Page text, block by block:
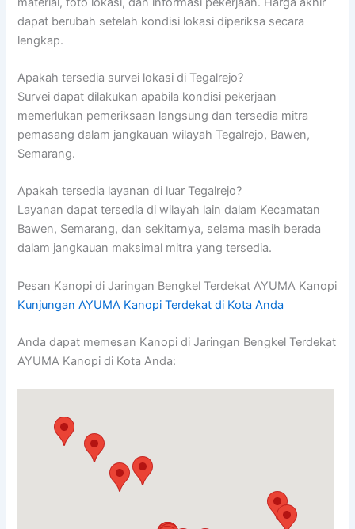
dapat berubah setelah kondisi lokasi diperiksa secara
lengkap.
Apakah tersedia survei lokasi di Tegalrejo?
Survei dapat dilakukan apabila kondisi pekerjaan
memerlukan pemeriksaan langsung dan tersedia mitra
pemasang dalam jangkauan wilayah Tegalrejo, Bawen,
Semarang.
Apakah tersedia layanan di luar Tegalrejo?
Layanan dapat tersedia di wilayah lain dalam Kecamatan
Bawen, Semarang, dan sekitarnya, selama masih berada
dalam jangkauan maksimal mitra yang tersedia.
Pesan Kanopi di Jaringan Bengkel Terdekat AYUMA Kanopi
Kunjungan AYUMA Kanopi Terdekat di Kota Anda
Anda dapat memesan Kanopi di Jaringan Bengkel Terdekat
AYUMA Kanopi di Kota Anda: